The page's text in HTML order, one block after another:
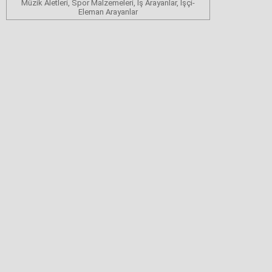
Müzik Aletleri, Spor Malzemeleri, İş Arayanlar, İşçi-
Eleman Arayanlar